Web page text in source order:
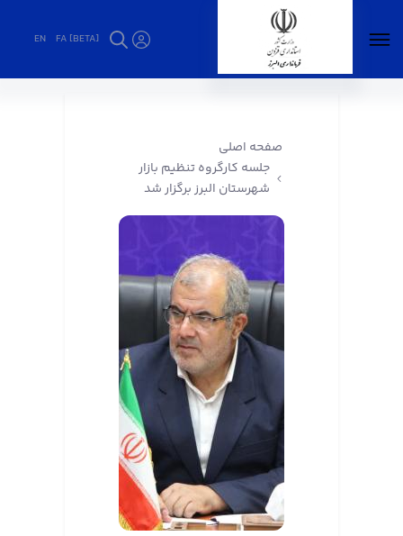
FA [BETA]
EN
صفحه اصلی
جلسه کارگروه تنظیم بازار
شهرستان البرز برگزار شد